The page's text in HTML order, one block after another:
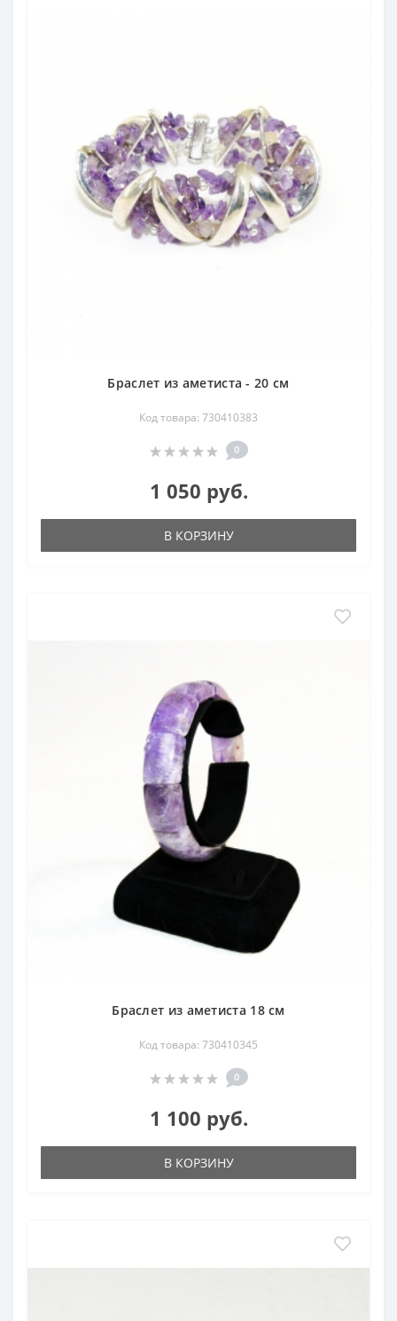
Браслет из аметиста - 20 см
Код товара: 730410383
0
1 050 руб.
В КОРЗИНУ
Браслет из аметиста 18 см
Код товара: 730410345
0
1 100 руб.
В КОРЗИНУ